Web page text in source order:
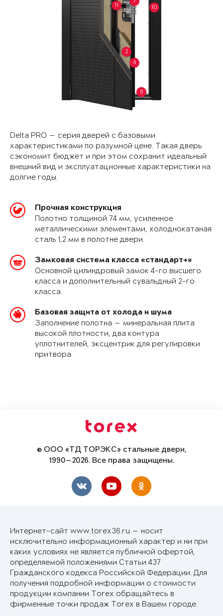
2
4
6
10
11
Delta PRO — серия дверей с базовыми
характеристиками по разумной цене. Такая дверь
сэкономит бюджет и при этом сохранит идеальный
внешний вид и эксплуатационные характеристики на
долгие годы.
Прочная конструкция
Полотно толщиной 74 мм, усиленное
металлическими элементами, холоднокатаная
сталь 1,2 мм в полотне двери.
Замковая система класса «стандарт+»
Основной цилиндровый замок 4-го высшего
класса и дополнительный сувальдный 2-го
класса.
Базовая защита от холода и шума
Заполнение полотна — минеральная плита
высокой плотности, два контура
уплотнителей, эксцентрик для регулировки
притвора.
© ООО «ТД ТОРЭКС» стальные двери,
1990—2026. Все права защищены.
Интернет-сайт www.torex36.ru — носит
исключительно информационный характер и ни при
каких условиях не является публичной офертой,
определяемой положениями Статьи 437
Гражданского кодекса Российской Федерации. Для
получения подробной информации о стоимости
продукции компании Torex обращайтесь в
фирменные точки продаж Torex в Вашем городе.